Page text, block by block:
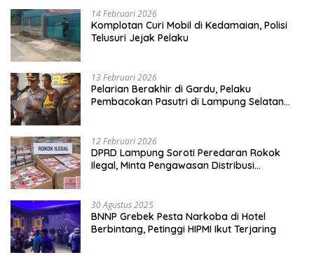
14 Februari 2026
Komplotan Curi Mobil di Kedamaian, Polisi
Telusuri Jejak Pelaku
13 Februari 2026
Pelarian Berakhir di Gardu, Pelaku
Pembacokan Pasutri di Lampung Selatan
12 Februari 2026
DPRD Lampung Soroti Peredaran Rokok
Ilegal, Minta Pengawasan Distribusi
30 Agustus 2025
BNNP Grebek Pesta Narkoba di Hotel
Berbintang, Petinggi HIPMI Ikut Terjaring